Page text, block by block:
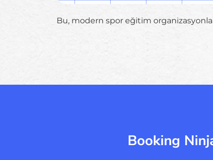
Bu, modern spor eğitim
Booking